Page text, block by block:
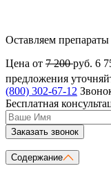
Оставляем
Цена от 7 200руб. 6
предложения
(800) 302-67-12
Бесплатная
Заказать звонок
Содержание